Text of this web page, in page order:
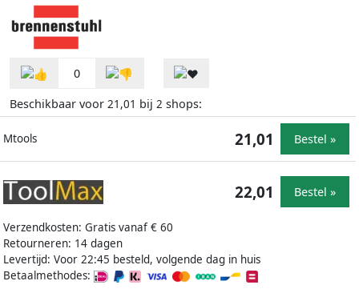
0
Beschikbaar voor 21,01 bij 2 shops:
Mtools 21,01 Bestel »
Verzendkosten: Gratis vanaf € 60
Retourneren: 14 dagen
Levertijd: Voor 22:45 besteld, volgende dag in huis
Betaalmethodes:
22,01 Bestel »